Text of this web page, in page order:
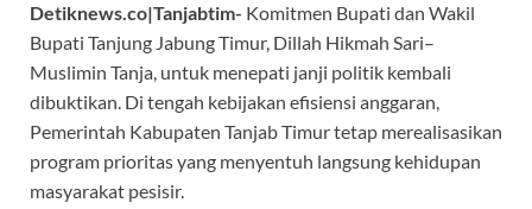
e
b
o
o
k
at
s
A
p
p
e
gr
a
m
e
a
ds
Detiknews.co|Tanjabtim- Komitmen Bupati dan Wakil
Bupati Tanjung Jabung Timur, Dillah Hikmah Sari–
Muslimin Tanja, untuk menepati janji politik kembali
dibuktikan. Di tengah kebijakan efisiensi anggaran,
Pemerintah Kabupaten Tanjab Timur tetap merealisasikan
program prioritas yang menyentuh langsung kehidupan
masyarakat pesisir.